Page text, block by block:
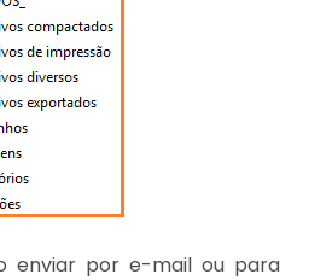
enviar por e-mail ou para